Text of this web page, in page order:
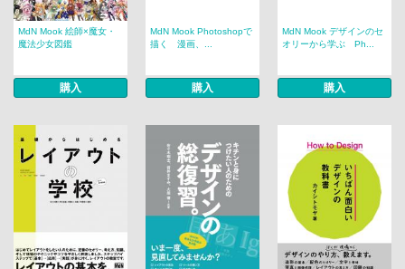
MdN Mook 絵師×魔女・
魔法少女図鑑
購入
MdN Mook Photoshopで
描く 漫画、...
購入
MdN Mook デザインのセ
オリーから学ぶ Ph...
購入